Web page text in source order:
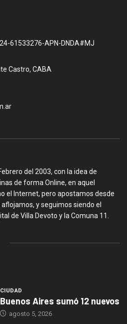
61533276-APN-DNDA#MJ
Castro, CABA
del 2003, con la idea de
de forma Online, en aquel
el Internet, pero apostamos desde
y seguimos siendo el
de Villa Devoto y la Comuna 11.
CIUDAD
Buenos Aires sumó 12 nuevos
agosto 5, 2026